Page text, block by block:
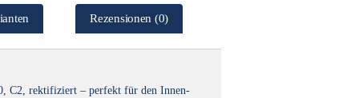
Rezensionen (0)
C2, rektifiziert – perfekt für den Innen-